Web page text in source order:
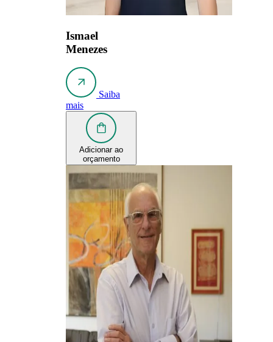
Ismael
Menezes
Saiba
mais
Adicionar ao
orçamento